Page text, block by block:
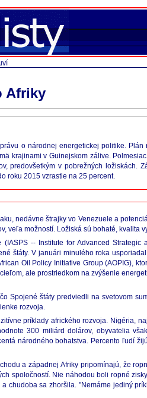
Afriky
o národnej energetickej politike.
krajinami v Guinejskom zálive.
predovšetkým v pobrežných
roku 2015 vzrastie na 25 percent.
nedávne štrajky vo Venezuele a
veľa možností. Ložiská sú bohaté,
-- Institute for Advanced
štáty. V januári minulého roka
Oil Policy Initiative Group (AOPIG),
ale prostriedkom na zvýšenie
Spojené štáty predviedli na svetovom
rozvoja.
príklady afrického rozvoja. Nigéria,
300 miliárd dolárov, obyvatelia
národného bohatstva. Percento ľudí
a západnej Afriky pripomínajú, že
spoločností. Nie náhodou boli ropné
chudoba sa zhoršila. "Nemáme jediný